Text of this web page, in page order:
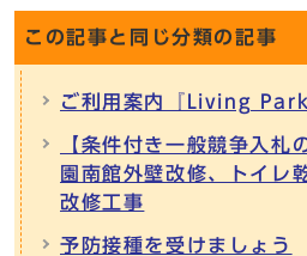
この記事と同じ分類の記事
ご利用案内『Living Park
【条件付き一般競争入札
園南館外壁改修、トイレ
改修工事
予防接種を受けましょう